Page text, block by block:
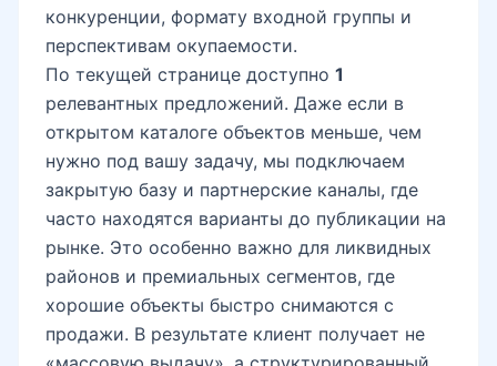
конкуренции, формату входной группы и
перспективам окупаемости.
По текущей странице доступно 1
релевантных предложений. Даже если в
открытом каталоге объектов меньше, чем
нужно под вашу задачу, мы подключаем
закрытую базу и партнерские каналы, где
часто находятся варианты до публикации на
рынке. Это особенно важно для ликвидных
районов и премиальных сегментов, где
хорошие объекты быстро снимаются с
продажи. В результате клиент получает не